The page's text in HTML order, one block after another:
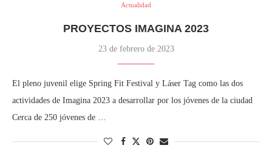
Actualidad
PROYECTOS IMAGINA 2023
23 de febrero de 2023
El pleno juvenil elige Spring Fit Festival y Láser Tag como las dos
actividades de Imagina 2023 a desarrollar por los jóvenes de la ciudad
Cerca de 250 jóvenes de …